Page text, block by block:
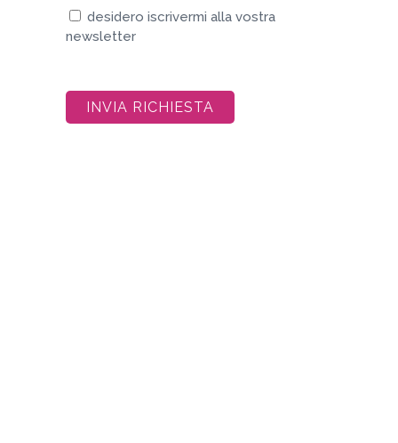
desidero iscrivermi alla vostra
newsletter